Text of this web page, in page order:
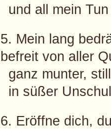
und all mein
5. Mein lang
befreit von aller
ganz munter,
in süßer
6. Eröffne dich,